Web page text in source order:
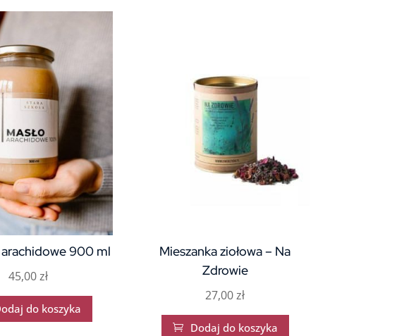
arachidowe 900 ml
45,00zł
do koszyka
Mieszanka ziołowa – Na
Zdrowie
27,00zł
 Dodaj do koszyka